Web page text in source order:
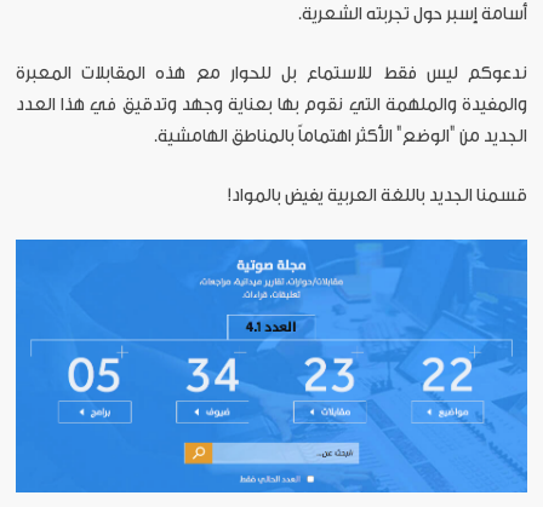
أسامة إسبر حول تجربته الشعرية.
ندعوكم ليس فقط للاستماع بل للحوار مع هذه المقابلات المعبرة
والمفيدة والملهمة التي نقوم بها بعناية وجهد وتدقيق في هذا العدد
الجديد من "الوضع" الأكثر اهتماماً بالمناطق الهامشية.
قسمنا الجديد باللغة العربية يفيض بالمواد!